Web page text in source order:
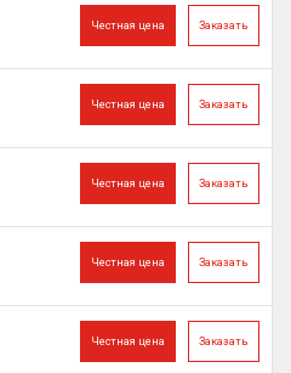
Заказать
Честная цена
Заказать
Честная цена
Заказать
Честная цена
Заказать
Честная цена
Заказать
Честная цена